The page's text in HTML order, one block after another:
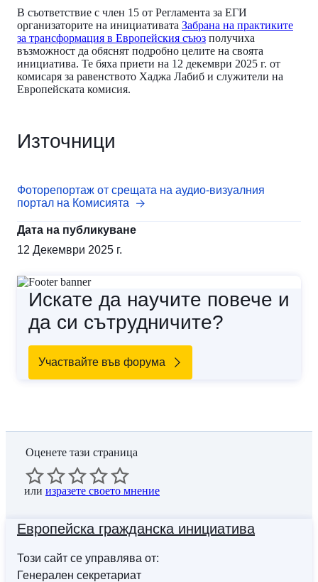
В съответствие с член 15 от Регламента за ЕГИ
организаторите на инициативата Забрана на практиките
за трансформация в Европейския съюз получиха
възможност да обяснят подробно целите на своята
инициатива. Те бяха приети на 12 декември 2025 г. от
комисаря за равенството Хаджа Лабиб и служители на
Европейската комисия.
Източници
Фоторепортаж от срещата на аудио-визуалния
портал на Комисията
Дата на публикуване
12 Декември 2025 г.
Искате да научите повече и
да си сътрудничите?
Участвайте във форума
Оценете тази страница
или изразете своето мнение
Европейска гражданска инициатива
Този сайт се управлява от:
Генерален секретариат